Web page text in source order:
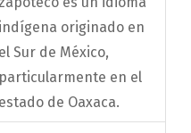
indígena originado en
el Sur de México,
particularmente en el
estado de Oaxaca.